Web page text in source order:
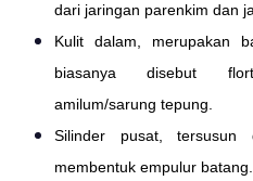
dari jaringan parenkim dan
Kulit dalam, merupakan
biasanya disebut
amilum/sarung tepung.
Silinder pusat, tersusun
membentuk empulur batang.